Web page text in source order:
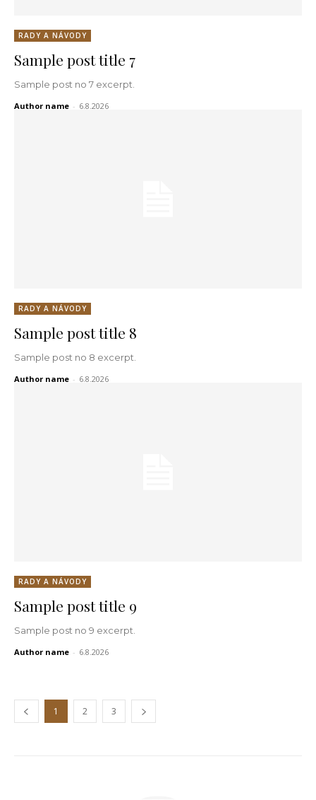
RADY A NÁVODY
Sample post title 7
Sample post no 7 excerpt.
Author name - 6.8.2026
RADY A NÁVODY
Sample post title 8
Sample post no 8 excerpt.
Author name - 6.8.2026
RADY A NÁVODY
Sample post title 9
Sample post no 9 excerpt.
Author name - 6.8.2026
1 2 3